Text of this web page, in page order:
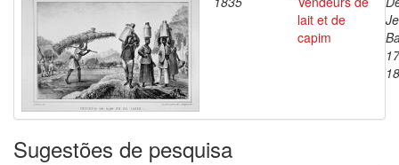
lait et de
capim
Sugestões de pesquisa